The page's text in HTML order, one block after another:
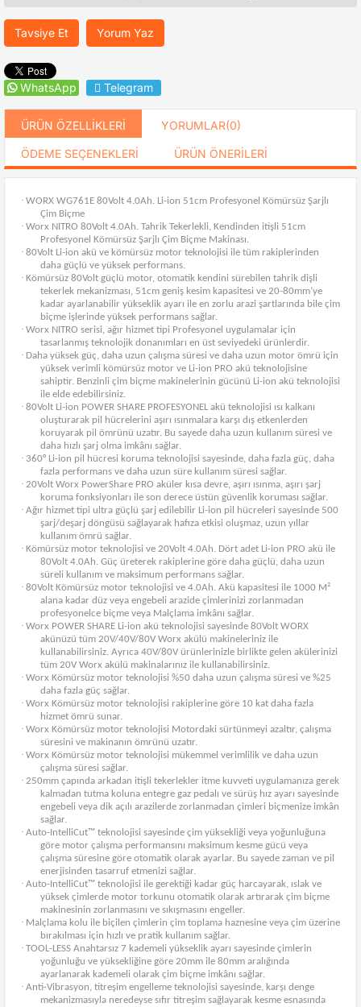
Tavsiye Et Yorum Yaz
WhatsApp Telegram
ÜRÜN ÖZELLIKLERI YORUMLAR(0)
ÖDEME SEÇENEKLERI ÜRÜN ÖNERILERI
· WORX WG761E 80Volt 4.0Ah. Li-ion 51cm Profesyonel Kömürsüz Şarjlı
Çim Biçme
· Worx NITRO 80Volt 4.0Ah. Tahrik Tekerlekli, Kendinden itişli 51cm
Profesyonel Kömürsüz Şarjlı Çim Biçme Makinası.
· 80Volt Li-ion akü ve kömürsüz motor teknolojisi ile tüm rakiplerinden
daha güçlü ve yüksek performans.
· Kömürsüz 80Volt güçlü motor, otomatik kendini sürebilen tahrik dişli
tekerlek mekanizması, 51cm geniş kesim kapasitesi ve 20-80mm’ye
kadar ayarlanabilir yükseklik ayarı ile en zorlu arazi şartlarında bile çim
biçme işlerinde yüksek performans sağlar.
· Worx NITRO serisi, ağır hizmet tipi Profesyonel uygulamalar için
tasarlanmış teknolojik donanımları en üst seviyedeki ürünlerdir.
· Daha yüksek güç, daha uzun çalışma süresi ve daha uzun motor ömrü için
yüksek verimli kömürsüz motor ve Li-ion PRO akü teknolojisine
sahiptir. Benzinli çim biçme makinelerinin gücünü Li-ion akü teknolojisi
ile elde edebilirsiniz.
· 80Volt Li-ion POWER SHARE PROFESYONEL akü teknolojisi ısı kalkanı
oluşturarak pil hücrelerini aşırı ısınmalara karşı dış etkenlerden
koruyarak pil ömrünü uzatır. Bu sayede daha uzun kullanım süresi ve
daha hızlı şarj olma imkânı sağlar.
· 360° Li-ion pil hücresi koruma teknolojisi sayesinde, daha fazla güç, daha
fazla performans ve daha uzun süre kullanım süresi sağlar.
· 20Volt Worx PowerShare PRO aküler kısa devre, aşırı ısınma, aşırı şarj
koruma fonksiyonları ile son derece üstün güvenlik koruması sağlar.
· Ağır hizmet tipi ultra güçlü şarj edilebilir Li-ion pil hücreleri sayesinde 500
şarj/deşarj döngüsü sağlayarak hafıza etkisi oluşmaz, uzun yıllar
kullanım ömrü sağlar.
· Kömürsüz motor teknolojisi ve 20Volt 4.0Ah. Dört adet Li-ion PRO akü ile
80Volt 4.0Ah. Güç üreterek rakiplerine göre daha güçlü, daha uzun
süreli kullanım ve maksimum performans sağlar.
· 80Volt Kömürsüz motor teknolojisi ve 4.0Ah. Akü kapasitesi ile 1000 M²
alana kadar düz veya engebeli arazide çimlerinizi zorlanmadan
profesyonelce biçme veya Malçlama imkânı sağlar.
· Worx POWER SHARE Li-ion akü teknolojisi sayesinde 80Volt WORX
akünüzü tüm 20V/40V/80V Worx akülü makineleriniz ile
kullanabilirsiniz. Ayrıca 40V/80V ürünlerinizle birlikte gelen akülerinizi
tüm 20V Worx akülü makinalarınız ile kullanabilirsiniz.
· Worx Kömürsüz motor teknolojisi %50 daha uzun çalışma süresi ve %25
daha fazla güç sağlar.
· Worx Kömürsüz motor teknolojisi rakiplerine göre 10 kat daha fazla
hizmet ömrü sunar.
· Worx Kömürsüz motor teknolojisi Motordaki sürtünmeyi azaltır, çalışma
süresini ve makinanın ömrünü uzatır.
· Worx Kömürsüz motor teknolojisi mükemmel verimlilik ve daha uzun
çalışma süresi sağlar.
· 250mm çapında arkadan itişli tekerlekler itme kuvveti uygulamanıza gerek
kalmadan tutma koluna entegre gaz pedalı ve sürüş hız ayarı sayesinde
engebeli veya dik açılı arazilerde zorlanmadan çimleri biçmenize imkân
sağlar.
· Auto-IntelliCut™ teknolojisi sayesinde çim yüksekliği veya yoğunluğuna
göre motor çalışma performansını maksimum kesme gücü veya
çalışma süresine göre otomatik olarak ayarlar. Bu sayede zaman ve pil
enerjisinden tasarruf etmenizi sağlar.
· Auto-IntelliCut™ teknolojisi ile gerektiği kadar güç harcayarak, ıslak ve
yüksek çimlerde motor torkunu otomatik olarak artırarak çim biçme
makinesinin zorlanmasını ve sıkışmasını engeller.
· Malçlama kolu ile biçilen çimlerin çim toplama haznesine veya çim üzerine
bırakılması için hızlı ve pratik kullanım sağlar.
· TOOL-LESS Anahtarsız 7 kademeli yükseklik ayarı sayesinde çimlerin
yoğunluğu ve yüksekliğine göre 20mm ile 80mm aralığında
ayarlanarak kademeli olarak çim biçme imkânı sağlar.
· Anti-Vibrasyon, titreşim engelleme teknolojisi sayesinde, karşı denge
mekanizmasıyla neredeyse sıfır titreşim sağlayarak kesme esnasında